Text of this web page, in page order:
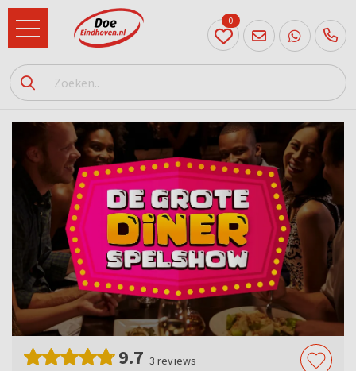
040
231
90 52
0
9.7 3 reviews